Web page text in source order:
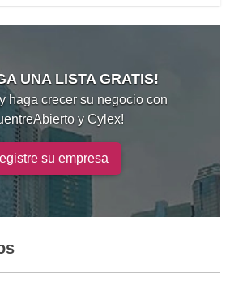
UNA LISTA GRATIS!
haga crecer su negocio con
y Cylex!
su empresa